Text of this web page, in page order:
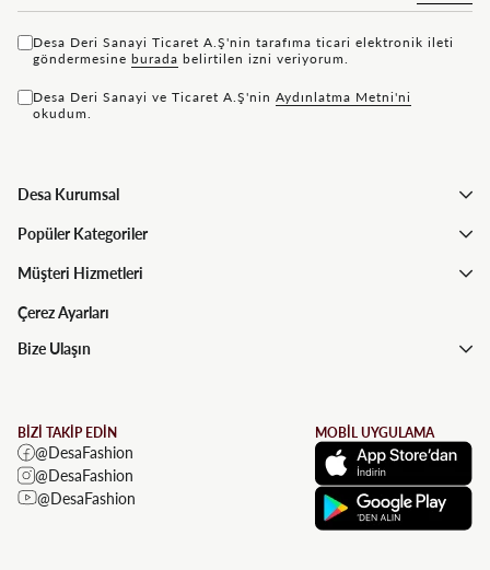
Desa Deri Sanayi Ticaret A.Ş'nin tarafıma ticari elektronik ileti
göndermesine bu rada belirtilen izni veriyorum.
Desa Deri Sanayi ve Ticaret A.Ş'nin Aydınlatma Metni'ni
okudum.
Desa Kurumsal
Popüler Kategoriler
Müşteri Hizmetleri
Çerez Ayarları
Bize Ulaşın
BİZİ TAKİP EDİN
@DesaFashion
@DesaFashion
@DesaFashion
MOBİL UYGULAMA